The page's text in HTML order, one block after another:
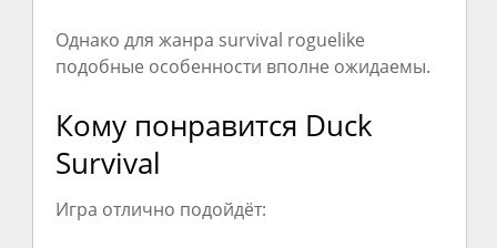
Однако для жанра survival roguelike
подобные особенности вполне ожидаемы.
Кому понравится Duck
Survival
Игра отлично подойдёт: